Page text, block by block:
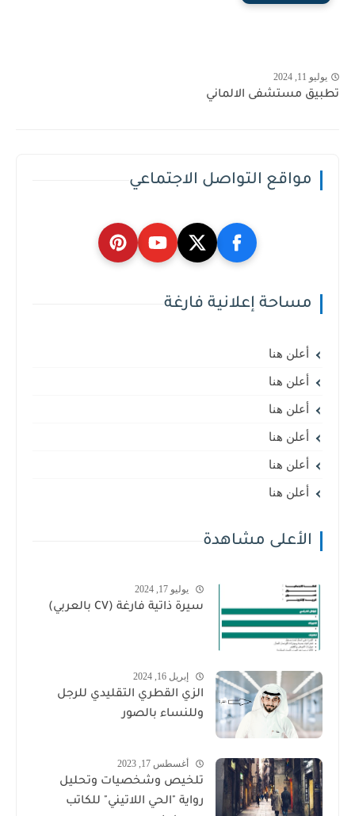
يوليو 11, 2024
تطبيق مستشفى الالماني
مواقع التواصل الاجتماعي
مساحة إعلانية فارغة
أعلن هنا
أعلن هنا
أعلن هنا
أعلن هنا
أعلن هنا
أعلن هنا
الأعلى مشاهدة
يوليو 17, 2024
سيرة ذاتية فارغة (CV بالعربي)
إبريل 16, 2024
الزي القطري التقليدي للرجل
وللنساء بالصور
أغسطس 17, 2023
تلخيص وشخصيات وتحليل
رواية "الحي اللاتيني" للكاتب